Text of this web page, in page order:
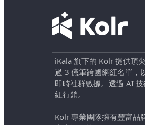
iKala 旗下的 Kolr 提供頂
過 3 億筆跨國網紅名單，
即時社群數據。透過 AI
紅行銷。
Kolr 專業團隊擁有豐富品